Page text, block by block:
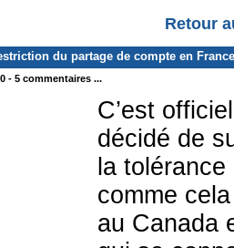
Retour
du partage de compte en France
- 5 commentaires ...
C’est
décidé de
la
comme
au Canada